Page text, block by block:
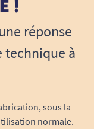
légèrement
du
!
réponse
technique à
sous la
normale.